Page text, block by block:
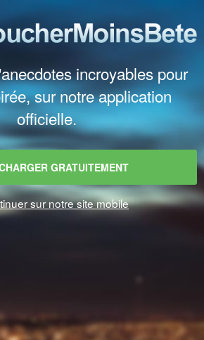
incroyables pour
sur notre application
officielle.
GRATUITEMENT
sur notre site mobile